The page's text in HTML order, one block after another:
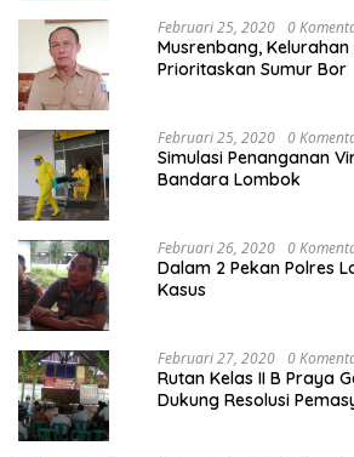
Februari 25, 2020 0
Musrenbang, Kelurahan
Prioritaskan Sumur Bor
Februari 25, 2020 0
Simulasi Penanganan
Bandara Lombok
Februari 26, 2020 0
Dalam 2 Pekan Polres
Kasus
Februari 27, 2020 0
Rutan Kelas II B Praya
Dukung Resolusi